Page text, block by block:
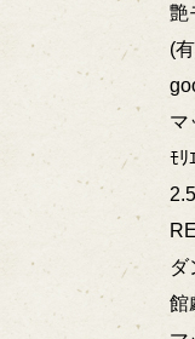
艶
(
マ
ﾓﾘ
ダ
館